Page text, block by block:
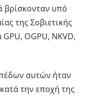
βρίσκονταν υπό
της Σοβιετικής
OGPU, NKVD,
αυτών ήταν
την εποχή της